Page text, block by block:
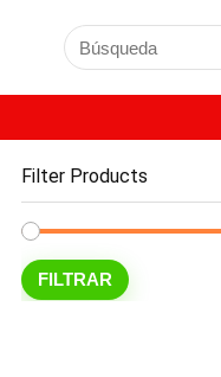
Filter Products
FILTRAR